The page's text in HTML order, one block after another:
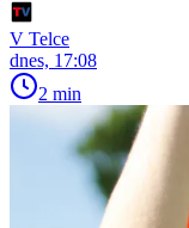
V Telce
dnes, 17:08
2 min